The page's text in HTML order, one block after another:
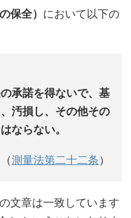
保全） において以下の
承諾を得ないで、基
汚損し、その他その
ならない。
（測量法第二十二条）
文章は一致しています